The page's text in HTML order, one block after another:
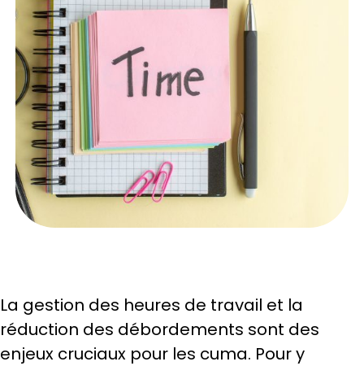
La gestion des heures de travail et la
réduction des débordements sont des
enjeux cruciaux pour les cuma. Pour y